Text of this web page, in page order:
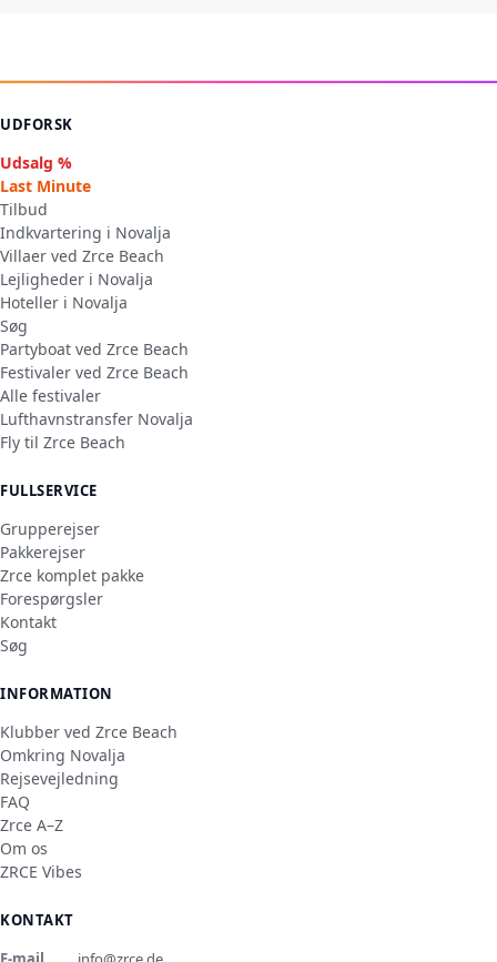
UDFORSK
Udsalg %
Last Minute
Tilbud
Indkvartering i Novalja
Villaer ved Zrce Beach
Lejligheder i Novalja
Hoteller i Novalja
Søg
Partyboat ved Zrce Beach
Festivaler ved Zrce Beach
Alle festivaler
Lufthavnstransfer Novalja
Fly til Zrce Beach
FULLSERVICE
Grupperejser
Pakkerejser
Zrce komplet pakke
Forespørgsler
Kontakt
Søg
INFORMATION
Klubber ved Zrce Beach
Omkring Novalja
Rejsevejledning
FAQ
Zrce A–Z
Om os
ZRCE Vibes
KONTAKT